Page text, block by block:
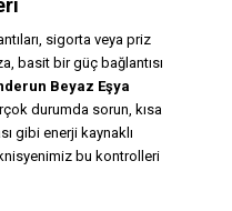
sigorta veya priz
basit bir güç bağlantısı
Beyaz Eşya
durumda sorun, kısa
gibi enerji kaynaklı
bu kontrolleri